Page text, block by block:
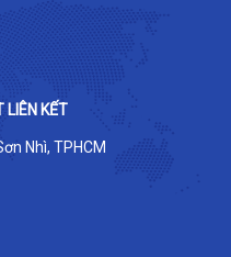
LIÊN KẾT
Nhì, TPHCM